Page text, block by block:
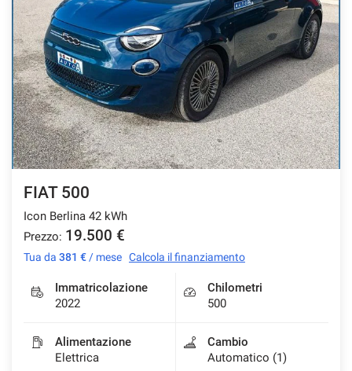
FIAT 500
Icon Berlina 42 kWh
Prezzo: 19.500 €
Tua da 381 € / mese Calcola il finanziamento
Immatricolazione
2022
Chilometri
500
Alimentazione
Elettrica
Cambio
Automatico (1)